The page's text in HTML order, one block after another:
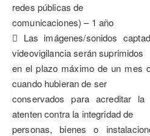
redes públicas de
comunicaciones) – 1 año
 Las imágenes/sonidos
videovigilancia serán suprimidos
en el plazo máximo de un mes
cuando hubieran de ser
conservados para acreditar
atenten contra la integridad de
personas, bienes o